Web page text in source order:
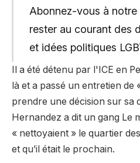
Abonnez-vous à
rester au courant des
et idées politiques
Il a été détenu par l'ICE en
là et a passé un entretien de
prendre une décision sur sa
Hernandez a dit un gang Le
« nettoyaient » le quartier
et qu’il était le prochain.